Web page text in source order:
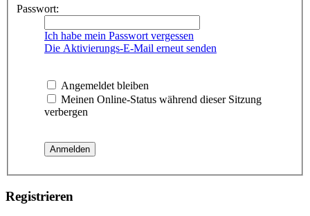
Passwort:
Ich habe mein Passwort vergessen
Die Aktivierungs-E-Mail erneut senden
Angemeldet bleiben
Meinen Online-Status während dieser Sitzung
verbergen
Registrieren